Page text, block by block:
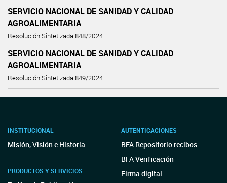
SERVICIO NACIONAL DE SANIDAD Y CALIDAD
AGROALIMENTARIA
Resolución Sintetizada 848/2024
SERVICIO NACIONAL DE SANIDAD Y CALIDAD
AGROALIMENTARIA
Resolución Sintetizada 849/2024
INSTITUCIONAL
Misión, Visión e Historia
PRODUCTOS Y SERVICIOS
AUTENTICACIONES
BFA Repositorio recibos
BFA Verificación
Firma digital